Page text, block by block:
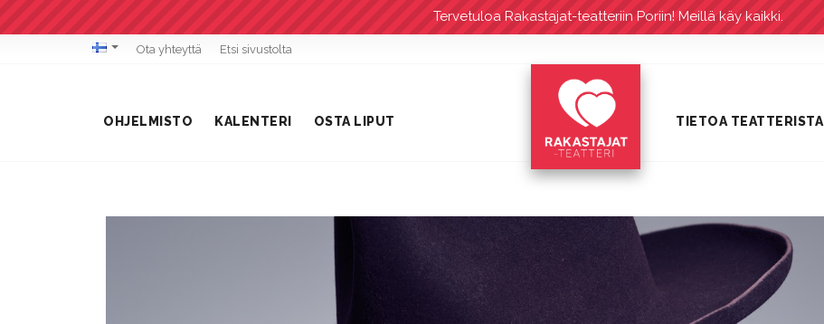
Tervetuloa Rakastajat-teatteriin Poriin! Meillä käy kaikki.
Ota yhteyttä Etsi sivustolta
OHJELMISTO KALENTERI OSTA LIPUT TIETOA TEATTERISTA